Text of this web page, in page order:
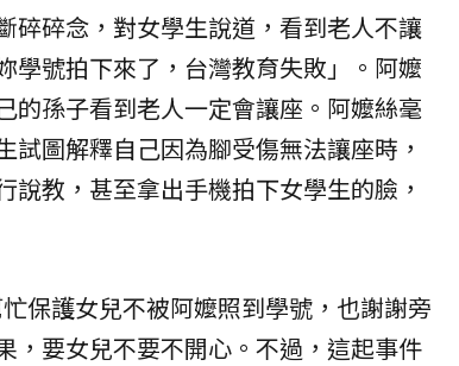
碎碎念，對女學生說道，看到老人不讓
學號拍下來了，台灣教育失敗」。阿嬤
的孫子看到老人一定會讓座。阿嬤絲毫
圖解釋自己因為腳受傷無法讓座時，
教，甚至拿出手機拍下女學生的臉，
保護女兒不被阿嬤照到學號，也謝謝旁
，要女兒不要不開心。不過，這起事件